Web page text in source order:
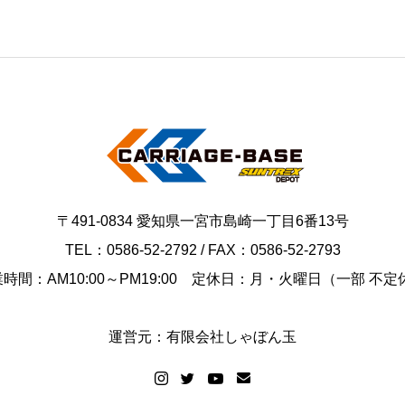
〒491-0834 愛知県一宮市島崎一丁目6番13号
TEL：0586-52-2792 / FAX：0586-52-2793
時間：AM10:00～PM19:00 定休日：月・火曜日（一部 不定
運営元：有限会社しゃぼん玉